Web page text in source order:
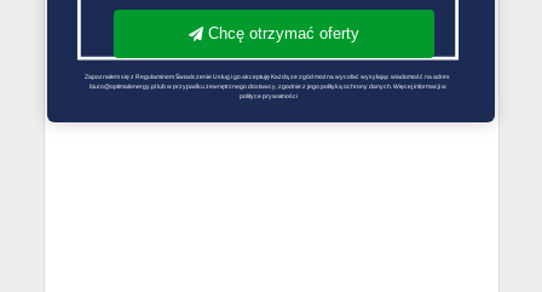
Chcę otrzymać oferty
Zapoznałem się z Regulaminem Świadczenie Usług i go akceptuję Każdą ze zgód można wycofać wysyłając wiadomość na adres
biuro@optimalenergy.pl lub w przypadku zewnętrznego dostawcy, zgodnie z jego polityką ochrony danych. Więcej informacji w
polityce prywatności